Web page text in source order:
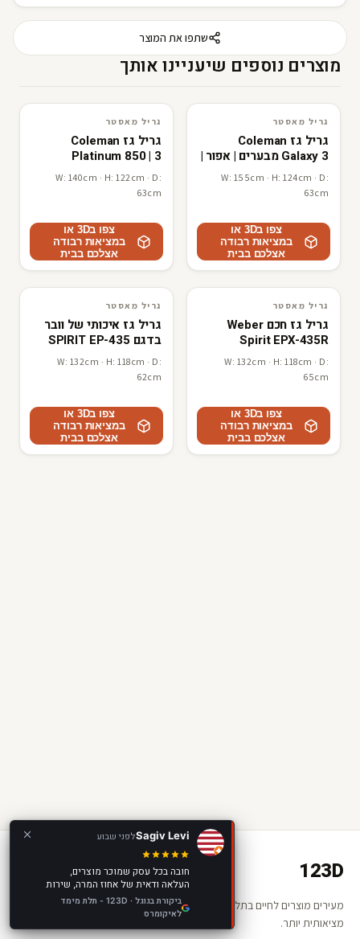
שתפו את המוצר
מוצרים נוספים שיעניינו אותך
3D · AR
גריל מאסטר
גריל מאסטר
גריל גז Coleman
Galaxy 3 מבערים | אפור |
מדפים מתקפלים |
GrillMaster
W: 155cm · H: 124cm · D:
63cm
צפו ב3D או
במציאות רבודה
אצלכם בבית
3D · AR
גריל מאסטר
גריל מאסטר
גריל גז Coleman
Platinum 850 | 3
מבערים מבער אינפרא
כירת צד | GrillMaster
W: 140cm · H: 122cm · D:
63cm
צפו ב3D או
במציאות רבודה
אצלכם בבית
3D · AR
גריל מאסטר
גריל מאסטר
גריל גז חכם Weber
Spirit EPX-435R
Stealth | Wi-Fi רוטיסרי
4 מבערים | GrillMaster
W: 132cm · H: 118cm · D:
65cm
צפו ב3D או
במציאות רבודה
אצלכם בבית
3D · AR
גריל מאסטר
F
R
גריל מאסטר
גריל גז איכותי של וובר
בדגם SPIRIT EP-435
קונים מGrill Master
W: 132cm · H: 118cm · D:
62cm
צפו ב3D או
במציאות רבודה
אצלכם בבית
123D
מעירים מוצרים לחיים בתלת מימד ומציאות רבודה. החנות שלכם —
מציאותית יותר.
Sagiv Leviלפני שבוע
חובה בכל עסק שמוכר מוצרים,
העלאה ודאית של אחוז המרה, שירות
מצוין, מוצר מצוין, מומלץ בחום!
ביקורת בגוגל · 123D - תלת מימד
לאיקומרס